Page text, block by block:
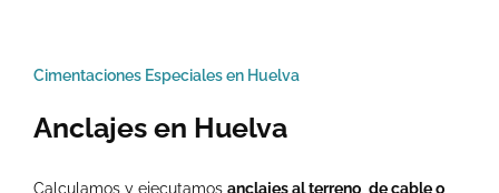
Cimentaciones Especiales en Huelva
Anclajes en Huelva
Calculamos y ejecutamos anclajes al terreno de cable o